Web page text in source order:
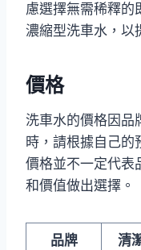
慮選擇無需稀釋的
濃縮型洗車水，以
價格
洗車水的價格因品
時，請根據自己的
價格並不一定代表
和價值做出選擇。
品牌 清